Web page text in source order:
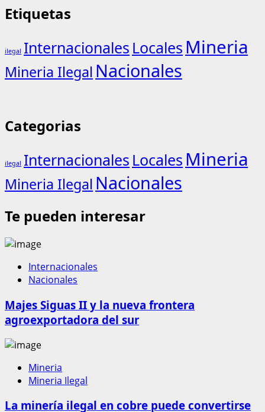
Etiquetas
ilegal Internacionales Locales Mineria
Mineria Ilegal Nacionales
Categorias
ilegal Internacionales Locales Mineria
Mineria Ilegal Nacionales
Te pueden interesar
Internacionales
Nacionales
Majes Siguas II y la nueva frontera
agroexportadora del sur
Mineria
Mineria Ilegal
La minería ilegal en cobre puede convertirse